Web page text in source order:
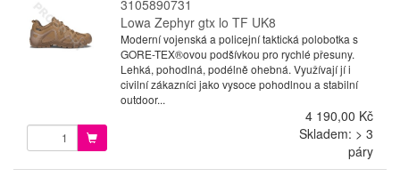
3105890731
Lowa Zephyr gtx lo TF UK8
Moderní vojenská a policejní taktická polobotka s
GORE-TEX®ovou podšívkou pro rychlé přesuny.
Lehká, pohodlná, podélně ohebná. Využívají jí i
civilní zákazníci jako vysoce pohodlnou a stabilní
outdoor...
4 190,00 Kč
Skladem: > 3
páry